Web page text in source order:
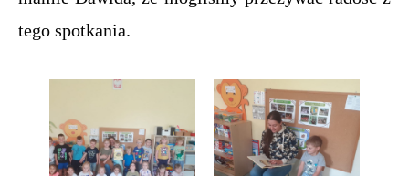
tego spotkania.